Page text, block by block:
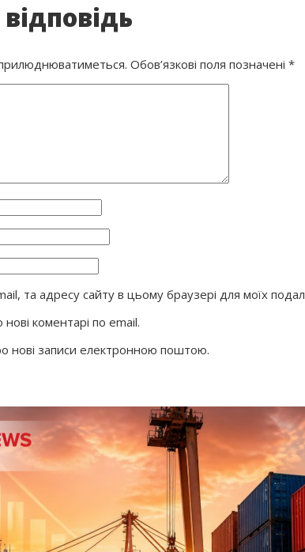
Обов’язкові поля позначені *
та адресу сайту в цьому браузері для моїх
коментарі по email.
нові записи електронною поштою.